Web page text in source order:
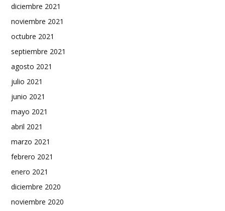
diciembre 2021
noviembre 2021
octubre 2021
septiembre 2021
agosto 2021
julio 2021
junio 2021
mayo 2021
abril 2021
marzo 2021
febrero 2021
enero 2021
diciembre 2020
noviembre 2020